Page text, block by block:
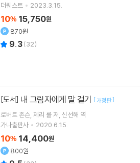
더퀘스트
2023.3.15.
10% 15,750원
870원
9.3(32)
[도서] 내 그림자에게 말 걸기 [개정판]
로버트 존슨 제리 룰저 신선해 역
가나출판사
2020.6.15.
10% 14,400원
800원